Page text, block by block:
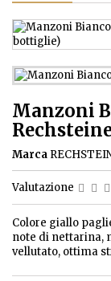
Manzoni
Marca
Valutazione
Colore giallo
note di nettarina,
vellutato, ottima